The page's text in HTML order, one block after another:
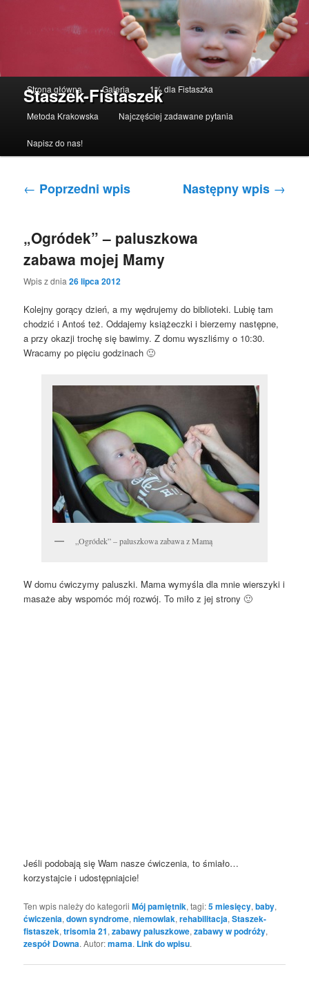
Staszek-Fistaszek
Przeskocz do tekstu
Przeskocz do widgetów
Strona główna Galeria 1% dla Fistaszka
Metoda Krakowska Najczęściej zadawane pytania
Napisz do nas!
Nawigacja po wpisach
← Poprzedni wpis Następny wpis →
„Ogródek” – paluszkowa
zabawa mojej Mamy
Wpis z dnia26 lipca 2012
Kolejny gorący dzień, a my wędrujemy do biblioteki. Lubię tam
chodzić i Antoś też. Oddajemy książeczki i bierzemy następne,
a przy okazji trochę się bawimy. Z domu wyszliśmy o 10:30.
Wracamy po pięciu godzinach 🙂
„Ogródek” – paluszkowa zabawa z Mamą
W domu ćwiczymy paluszki. Mama wymyśla dla mnie wierszyki i
masaże aby wspomóc mój rozwój. To miło z jej strony 🙂
Jeśli podobają się Wam nasze ćwiczenia, to śmiało…
korzystajcie i udostępniajcie!
Ten wpis należy do kategoriiMój pamiętnik, tagi:5 miesięcy,baby,
ćwiczenia,down syndrome,niemowlak,rehabilitacja,Staszek-
fistaszek,trisomia 21,zabawy paluszkowe,zabawy w podróży,
zespół Downa. Autor:mama. Link do wpisu.